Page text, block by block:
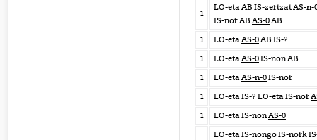
1
LO-eta AB IS-zertzat AS-n-
IS-nor AB AS-0AB
1
LO-etaAS-0AB IS-?
1
LO-etaAS-0IS-non AB
1
LO-etaAS-n-0IS-nor
1
LO-eta IS-? LO-eta IS-nor
1
LO-eta IS-nonAS-0
LO-eta IS-nongo IS-nork